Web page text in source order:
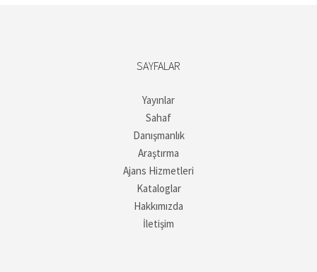
SAYFALAR
Yayınlar
Sahaf
Danışmanlık
Araştırma
Ajans Hizmetleri
Kataloglar
Hakkımızda
İletişim